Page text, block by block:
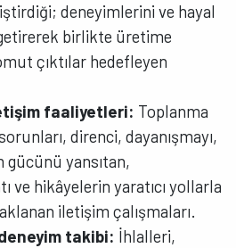
deneyimlerini ve hayal
birlikte üretime
çıktılar hedefleyen
faaliyetleri: Toplanma
direnci, dayanışmayı,
yansıtan,
ve hikâyelerin yaratıcı yollarla
iletişim çalışmaları.
takibi: İhlalleri,